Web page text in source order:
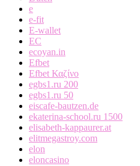
e
e-fit
E-wallet
EC
ecoyan.in
Efbet
Efbet Καζίνο
egbs1.ru 200
egbs1.ru 50
eiscafe-bautzen.de
ekaterina-school.ru 1500
elisabeth-kappaurer.at
elitmegastroy.com
elon
eloncasino